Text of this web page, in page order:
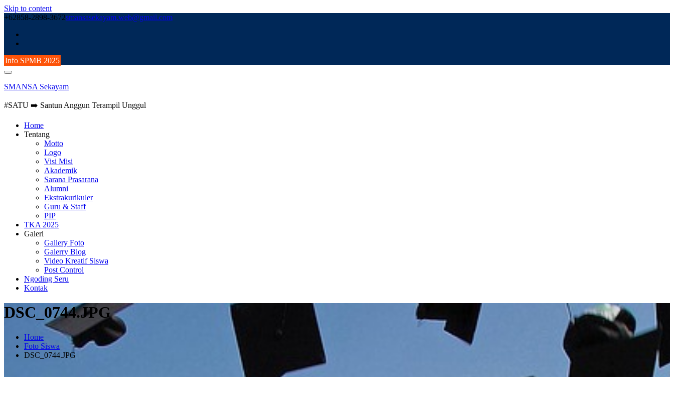
Skip to content
+62858-2898-3672smansasekayam.web@gmail.com
Info SPMB 2025
SMANSA Sekayam
#SATU ➡️ Santun Anggun Terampil Unggul
Home
Tentang
Motto
Logo
Visi Misi
Akademik
Sarana Prasarana
Alumni
Ekstrakurikuler
Guru & Staff
PIP
TKA 2025
Galeri
Gallery Foto
Galerry Blog
Video Kreatif Siswa
Post Control
Ngoding Seru
Kontak
DSC_0744.JPG
Home
Foto Siswa
DSC_0744.JPG